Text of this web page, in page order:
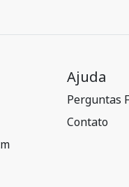
Ajuda
Perguntas
Contato